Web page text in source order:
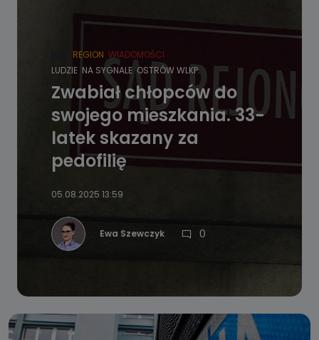
REGION WIADOMOŚCI
LUDZIE NA SYGNALE OSTRÓW WLKP.
Zwabiał chłopców do
swojego mieszkania. 33-
latek skazany za
pedofilię
05.08.2025 13:59
Ewa Szewczyk 0